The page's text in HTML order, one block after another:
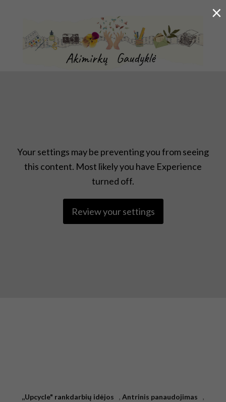
Your settings may be preventing you from seeing
this content. Most likely you have Experience
turned off.
Review your settings
,,Upcycle" rankdarbių idėjos , Antrinis panaudojimas
,
×